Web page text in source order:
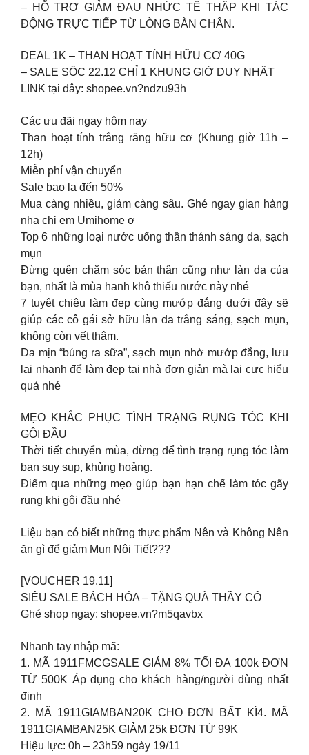
– HỖ TRỢ GIẢM ĐAU NHỨC TÊ THẤP KHI TÁC
ĐỘNG TRỰC TIẾP TỪ LÒNG BÀN CHÂN.
DEAL 1K – THAN HOẠT TÍNH HỮU CƠ 40G
– SALE SỐC 22.12 CHỈ 1 KHUNG GIỜ DUY NHẤT
LINK tại đây: shopee.vn?ndzu93h
Các ưu đãi ngay hôm nay
Than hoạt tính trắng răng hữu cơ (Khung giờ 11h –
12h)
Miễn phí vận chuyển
Sale bao la đến 50%
Mua càng nhiều, giảm càng sâu. Ghé ngay gian hàng
nha chị em Umihome ơ
Top 6 những loại nước uống thần thánh sáng da, sạch
mụn
Đừng quên chăm sóc bản thân cũng như làn da của
bạn, nhất là mùa hanh khô thiếu nước này nhé
7 tuyệt chiêu làm đẹp cùng mướp đắng dưới đây sẽ
giúp các cô gái sở hữu làn da trắng sáng, sạch mụn,
không còn vết thâm.
Da mịn “búng ra sữa”, sạch mụn nhờ mướp đắng, lưu
lại nhanh để làm đẹp tại nhà đơn giản mà lại cực hiểu
quả nhé
MẸO KHẮC PHỤC TÌNH TRẠNG RỤNG TÓC KHI
GỘI ĐẦU
Thời tiết chuyển mùa, đừng để tình trạng rụng tóc làm
bạn suy sụp, khủng hoảng.
Điểm qua những mẹo giúp bạn hạn chế làm tóc gãy
rụng khi gội đầu nhé
Liệu bạn có biết những thực phẩm Nên và Không Nên
ăn gì để giảm Mụn Nội Tiết???
[VOUCHER 19.11]
SIÊU SALE BÁCH HÓA – TẶNG QUÀ THẦY CÔ
Ghé shop ngay: shopee.vn?m5qavbx
Nhanh tay nhập mã:
1. MÃ 1911FMCGSALE GIẢM 8% TỐI ĐA 100k ĐƠN
TỪ 500K Áp dụng cho khách hàng/người dùng nhất
định
2. MÃ 1911GIAMBAN20K CHO ĐƠN BẤT KÌ4. MÃ
1911GIAMBAN25K GIẢM 25k ĐƠN TỪ 99K
Hiệu lực: 0h – 23h59 ngày 19/11